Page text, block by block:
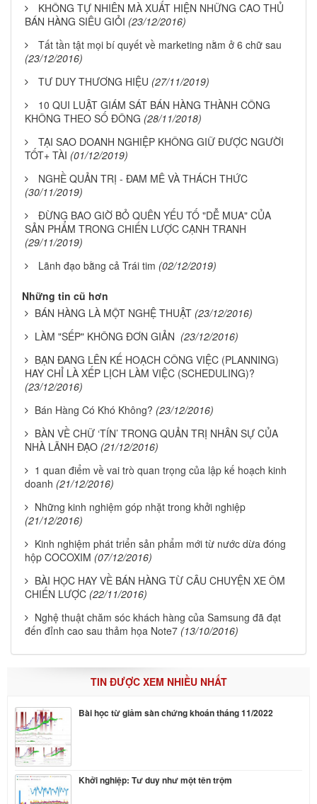
KHÔNG TỰ NHIÊN MÀ XUẤT HIỆN NHỮNG CAO THỦ
BÁN HÀNG SIÊU GIỎI (23/12/2016)
Tất tần tật mọi bí quyết về marketing nằm ở 6 chữ sau
(23/12/2016)
TƯ DUY THƯƠNG HIỆU (27/11/2019)
10 QUI LUẬT GIÁM SÁT BÁN HÀNG THÀNH CÔNG
KHÔNG THEO SỐ ĐÔNG (28/11/2018)
TẠI SAO DOANH NGHIỆP KHÔNG GIỮ ĐƯỢC NGƯỜI
TỐT+ TÀI (01/12/2019)
NGHỀ QUẢN TRỊ - ĐAM MÊ VÀ THÁCH THỨC
(30/11/2019)
ĐỪNG BAO GIỜ BỎ QUÊN YẾU TỐ "DỄ MUA" CỦA
SẢN PHẨM TRONG CHIẾN LƯỢC CẠNH TRANH
(29/11/2019)
Lãnh đạo bằng cả Trái tim (02/12/2019)
Những tin cũ hơn
BÁN HÀNG LÀ MỘT NGHỆ THUẬT (23/12/2016)
LÀM "SẾP" KHÔNG ĐƠN GIẢN (23/12/2016)
BẠN ĐANG LÊN KẾ HOẠCH CÔNG VIỆC (PLANNING)
HAY CHỈ LÀ XẾP LỊCH LÀM VIỆC (SCHEDULING)?
(23/12/2016)
Bán Hàng Có Khó Không? (23/12/2016)
BÀN VỀ CHỮ ‘TÍN’ TRONG QUẢN TRỊ NHÂN SỰ CỦA
NHÀ LÃNH ĐẠO (21/12/2016)
1 quan điểm về vai trò quan trọng của lập kế hoạch kinh
doanh (21/12/2016)
Những kinh nghiệm góp nhặt trong khởi nghiệp
(21/12/2016)
Kinh nghiệm phát triển sản phẩm mới từ nước dừa đóng
hộp COCOXIM (07/12/2016)
BÀI HỌC HAY VỀ BÁN HÀNG TỪ CÂU CHUYỆN XE ÔM
CHIẾN LƯỢC (22/11/2016)
Nghệ thuật chăm sóc khách hàng của Samsung đã đạt
đến đỉnh cao sau thảm họa Note7 (13/10/2016)
TIN ĐƯỢC XEM NHIỀU NHẤT
Bài học từ giảm sàn chứng khoán tháng 11/2022
Khởi nghiệp: Tư duy như một tên trộm